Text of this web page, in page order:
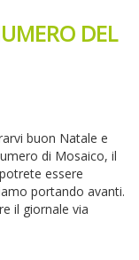
DEL
buon Natale e
di Mosaico, il
essere
portando avanti.
il giornale via